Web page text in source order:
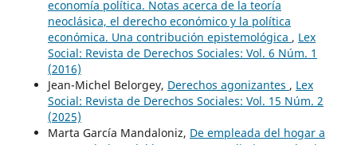
economía política. Notas acerca de la teoría
neoclásica, el derecho económico y la política
económica. Una contribución epistemológica , Lex
Social: Revista de Derechos Sociales: Vol. 6 Núm. 1
(2016)
Jean-Michel Belorgey, Derechos agonizantes , Lex
Social: Revista de Derechos Sociales: Vol. 15 Núm. 2
(2025)
Marta García Mandaloniz, De empleada del hogar a